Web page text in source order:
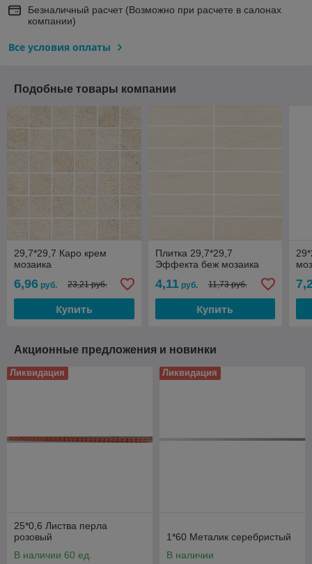
Безналичный расчет (Возможно при расчете в салонах
компании)
Все условия оплаты
Подобные товары компании
29,7*29,7 Каро крем
мозаика
6,96 руб. 23,21 руб.
Купить
Плитка 29,7*29,7
Эффекта беж мозаика
4,11руб. 11,73 руб.
Купить
Акционные предложения и новинки
Ликвидация
25*0,6 Листва перла
розовый
В наличии 60 ед.
Ликвидация
1*60 Металик серебристый
В наличии